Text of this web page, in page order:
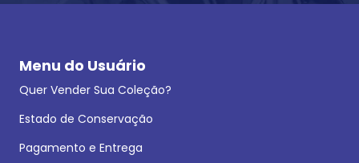
Menu do Usuário
Quer Vender Sua Coleção?
Estado de Conservação
Pagamento e Entrega